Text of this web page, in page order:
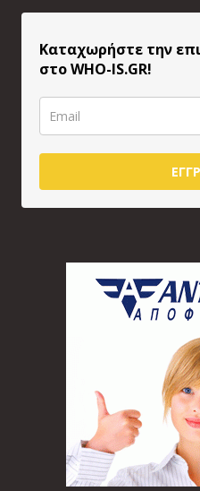
Καταχωρήστε την
στο WHO-IS.GR!